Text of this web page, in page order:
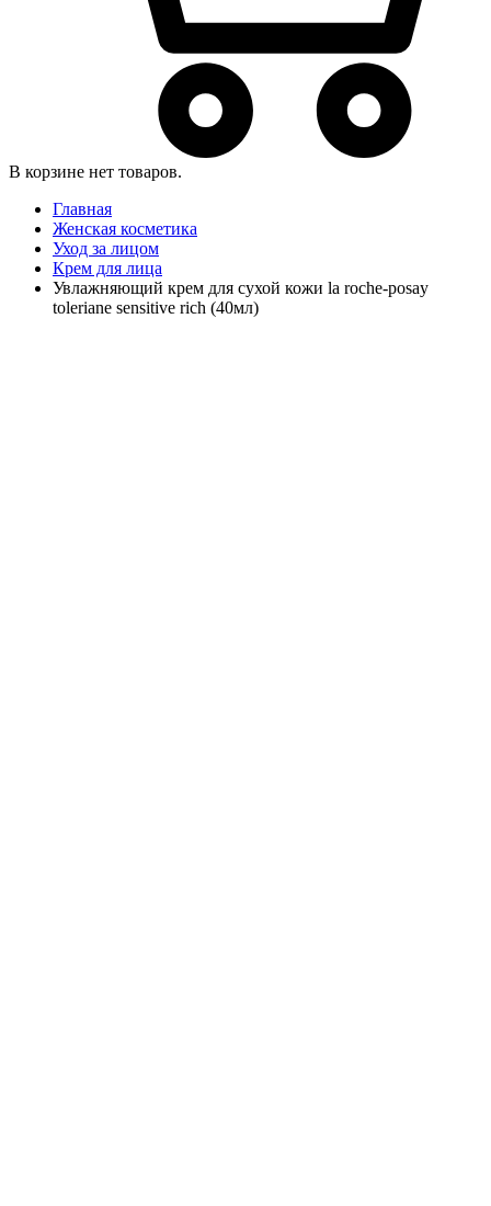
В корзине нет товаров.
Главная
Женская косметика
Уход за лицом
Крем для лица
Увлажняющий крем для сухой кожи la roche-posay
toleriane sensitive rich (40мл)